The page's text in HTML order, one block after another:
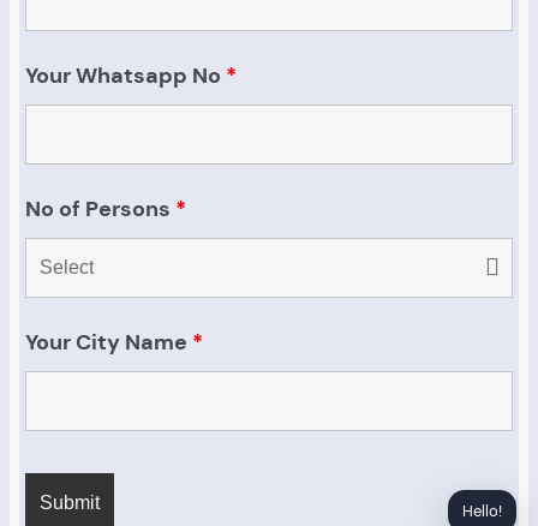
Hello!
Your Whatsapp No *
No of Persons *
Your City Name *